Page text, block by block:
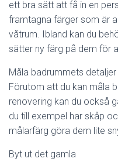
ett bra sätt att få in en
framtagna färger som är
våtrum. Ibland kan du
sätter ny färg på dem för
Måla badrummets detaljer
Förutom att du kan måla
renovering kan du också
du till exempel har skåp
målarfärg göra dem lite
Byt ut det gamla